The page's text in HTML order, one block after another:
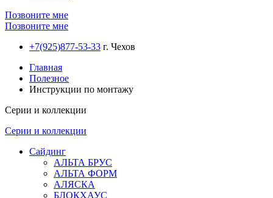
Позвоните мне
Позвоните мне
+7(925)877-53-33 г. Чехов
Главная
Полезное
Инструкции по монтажу
Серии и коллекции
Серии и коллекции
Сайдинг
АЛЬТА БРУС
АЛЬТА ФОРМ
АЛЯСКА
БЛОКХАУС